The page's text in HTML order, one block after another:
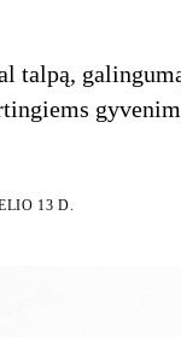
talpą,
13 D.